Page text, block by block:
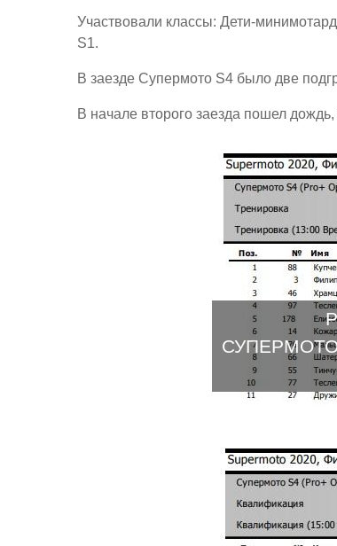
Участвовали классы: Дети-
S1.
В заезде Супермото S4 было две
В начале второго заезда пошел